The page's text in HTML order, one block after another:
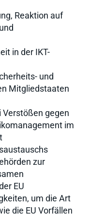
Reaktion auf
in der IKT-
und
Mitgliedstaaten
gegen
im
zur
EU
um die Art
die EU Vorfällen